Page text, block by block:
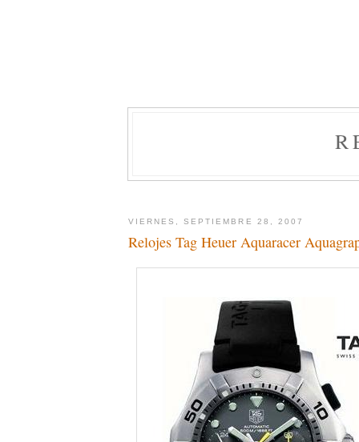
VIERNES, SEPTIEMBRE 28, 2007
Relojes Tag Heuer Aquaracer